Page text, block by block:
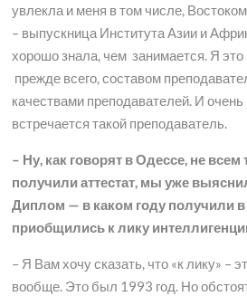
увлекла и меня в том числе,
– выпускница Института Азии и
хорошо знала, чем занимается. Я
прежде всего, составом
качествами преподавателей. И очень
встречается такой преподаватель.
– Ну, как говорят в Одессе, не всем
получили аттестат, мы уже
Диплом — в каком году получили
приобщились к лику
– Я Вам хочу сказать, что «к лику» –
вообще. Это был 1993 год. Но